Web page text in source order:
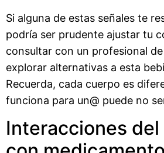
Si alguna de estas señales te
podría ser prudente ajustar tu
consultar con un profesional
explorar alternativas a esta
Recuerda, cada cuerpo es
funciona para un@ puede no
Interacciones